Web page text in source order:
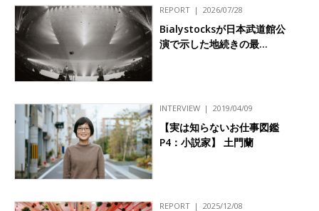
REPORT 2026/07/28
Bialystocksが日本武道館公
演で示した地続きの最…
INTERVIEW 2019/04/09
【実は知らないお仕事図鑑
P4：小説家】 土門蘭
REPORT 2025/12/08